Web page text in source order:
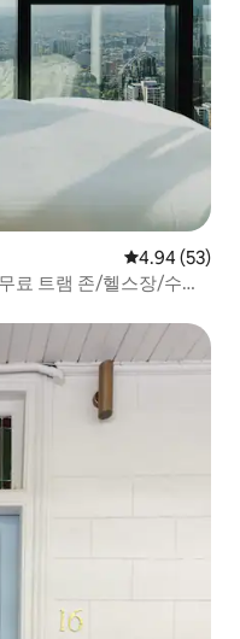
평점 4.94점(5
4.94 (53)
료 트램 존/헬스장/수영